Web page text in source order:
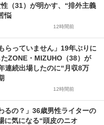
（31）が明かす、“排外主義
悩
12時間前
らっていません」19年ぶりに
ZONE・MIZUHO（38）が
連続出場したのに“月収8万
12時間前
るの？」36歳男性ライターの
気になる“頭皮のニオ